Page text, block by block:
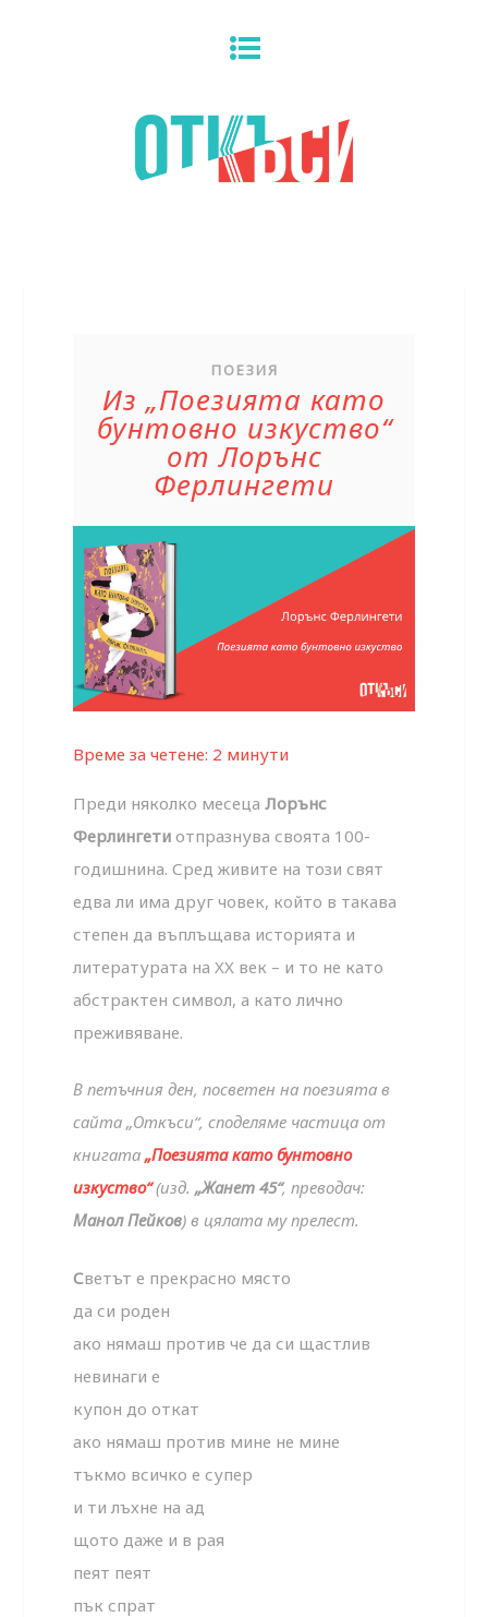
ПОЕЗИЯ
Из „Поезията като
бунтовно изкуство“
от Лорънс
Ферлингети
Време за четене: 2 минути
Преди няколко месецаЛорънс
Ферлингети отпразнува своята 100-
годишнина. Сред живите на този свят
едва ли има друг човек, който в такава
степен да въплъщава историята и
литературата на XX век – и то не като
абстрактен символ, а като лично
преживяване.
В петъчния ден, посветен на поезията в
сайта „Откъси“, споделяме частица от
книгата„Поезията като бунтовно
изкуство“(изд.„Жанет 45“, преводач:
Манол Пейков) в цялата му прелест.
Светът е прекрасно място
да си роден
ако нямаш против че да си щастлив
невинаги е
купон до откат
ако нямаш против мине не мине
тъкмо всичко е супер
и ти лъхне на ад
щото даже и в рая
пеят пеят
пък спрат